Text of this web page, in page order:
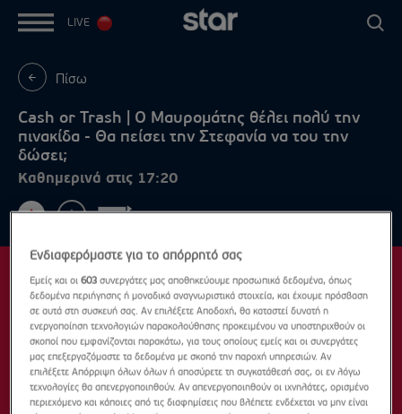
LIVE
Πίσω
Cash or Trash | Ο Μαυρομάτης θέλει πολύ την
πινακίδα - Θα πείσει την Στεφανία να του την
δώσει;
Καθημερινά στις 17:20
Ενδιαφερόμαστε για το απόρρητό σας
Εμείς και οι603 συνεργάτες μας αποθηκεύουμε προσωπικά δεδομένα, όπως
δεδομένα περιήγησης ή μοναδικά αναγνωριστικά στοιχεία, και έχουμε πρόσβαση
σε αυτά στη συσκευή σας. Αν επιλέξετε Αποδοχή, θα καταστεί δυνατή η
ενεργοποίηση τεχνολογιών παρακολούθησης προκειμένου να υποστηριχθούν οι
σκοποί που εμφανίζονται παρακάτω, για τους οποίους εμείς και οι συνεργάτες
μας επεξεργαζόμαστε τα δεδομένα με σκοπό την παροχή υπηρεσιών. Αν
επιλέξετε Απόρριψη όλων όλων ή αποσύρετε τη συγκατάθεσή σας, οι εν λόγω
τεχνολογίες θα απενεργοποιηθούν. Αν απενεργοποιηθούν οι ιχνηλάτες, ορισμένο
περιεχόμενο και κάποιες από τις διαφημίσεις που βλέπετε ενδέχεται να μην είναι